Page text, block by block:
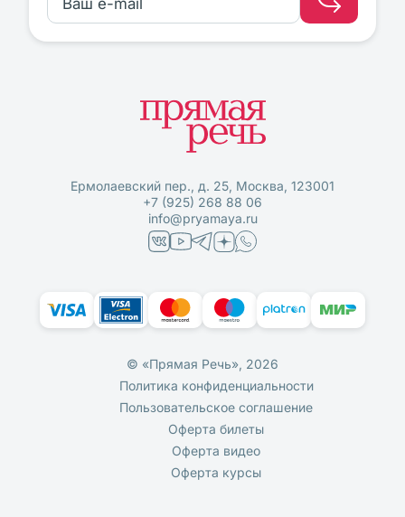
Ермолаевский пер., д. 25, Москва, 123001
+7 (925) 268 88 06
info@pryamaya.ru
© «Прямая Речь», 2026
Политика конфиденциальности
Пользовательское соглашение
Оферта билеты
Оферта видео
Оферта курсы